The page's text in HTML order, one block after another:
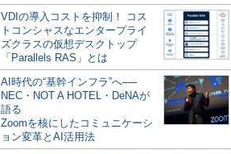
VDIの導入コストを抑制！ コス
トコンシャスなエンタープライ
ズクラスの仮想デスクトップ
「Parallels RAS」とは
AI時代の“基幹インフラ”へ──
NEC・NOT A HOTEL・DeNAが
語る
Zoomを核にしたコミュニケーシ
ョン変革とAI活用法